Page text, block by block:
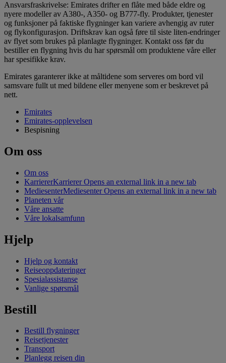
Ansvarsfraskrivelse: Emirates drifter en flåte med både eldre og
nyere modeller av A380-, A350- og B777-fly. Produkter, tjenester
og funksjoner på faktiske flygninger kan variere avhengig av ruter
og flykonfigurasjon. Driftskrav kan også føre til siste liten-endringer
av flyet som brukes på planlagte flygninger. Kontakt oss før du
bestiller en flygning hvis du har spørsmål om produktene våre eller
har spesifikke krav.
Emirates garanterer ikke at måltidene som serveres om bord vil
samsvare fullt ut med bildene eller menyene som er beskrevet på
nett.
Emirates
Emirates-opplevelsen
Bespisning
Om oss
Om oss
KarriererKarrierer Opens an external link in a new tab
MediesenterMediesenter Opens an external link in a new tab
Planeten vår
Våre ansatte
Våre lokalsamfunn
Hjelp
Hjelp og kontakt
Reiseoppdateringer
Spesialassistanse
Vanlige spørsmål
Bestill
Bestill flygninger
Reisetjenester
Transport
Planlegg reisen din